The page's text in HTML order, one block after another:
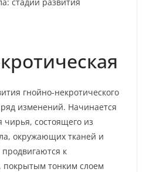
гнойно-некротического
изменений. Начинается
состоящего из
окружающих тканей и
к
тонким слоем